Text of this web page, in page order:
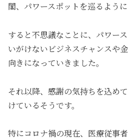
閣、パワースポットを巡るように
すると不思議なことに、パワー
いがけないビジネスチャンスや
向きになっていきました。
それ以降、感謝の気持ちを込め
けているそうです。
特にコロナ禍の現在、医療従事